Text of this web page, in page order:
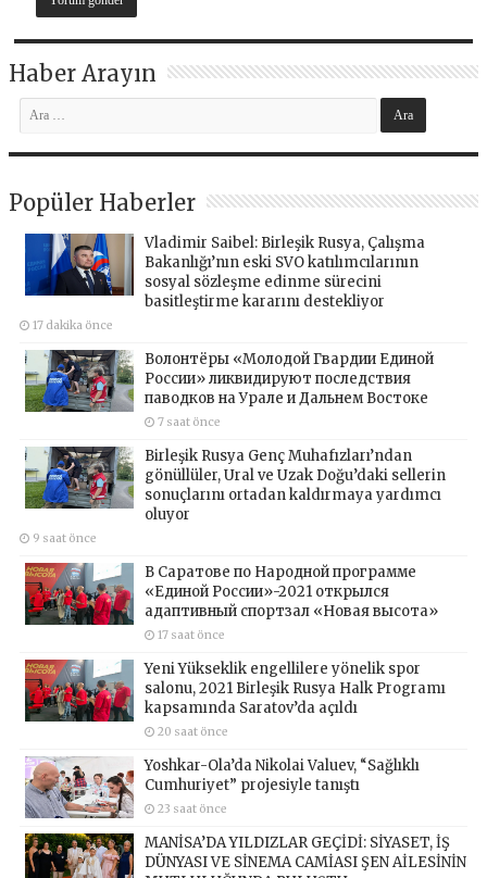
Haber Arayın
Popüler Haberler
Vladimir Saibel: Birleşik Rusya, Çalışma
Bakanlığı’nın eski SVO katılımcılarının
sosyal sözleşme edinme sürecini
basitleştirme kararını destekliyor
17 dakika önce
Волонтёры «Молодой Гвардии Единой
России» ликвидируют последствия
паводков на Урале и Дальнем Востоке
7 saat önce
Birleşik Rusya Genç Muhafızları’ndan
gönüllüler, Ural ve Uzak Doğu’daki sellerin
sonuçlarını ortadan kaldırmaya yardımcı
oluyor
9 saat önce
В Саратове по Народной программе
«Единой России»-2021 открылся
адаптивный спортзал «Новая высота»
17 saat önce
Yeni Yükseklik engellilere yönelik spor
salonu, 2021 Birleşik Rusya Halk Programı
kapsamında Saratov’da açıldı
20 saat önce
Yoshkar-Ola’da Nikolai Valuev, “Sağlıklı
Cumhuriyet” projesiyle tanıştı
23 saat önce
MANİSA’DA YILDIZLAR GEÇİDİ: SİYASET, İŞ
DÜNYASI VE SİNEMA CAMİASI ŞEN AİLESİNİN